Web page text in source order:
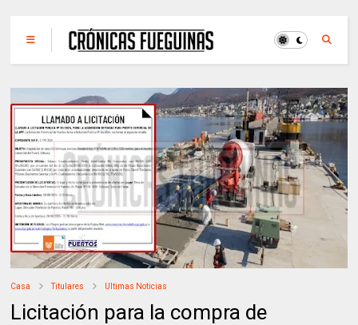
Casa Titulares Ultimas Noticias
Licitación para la compra de